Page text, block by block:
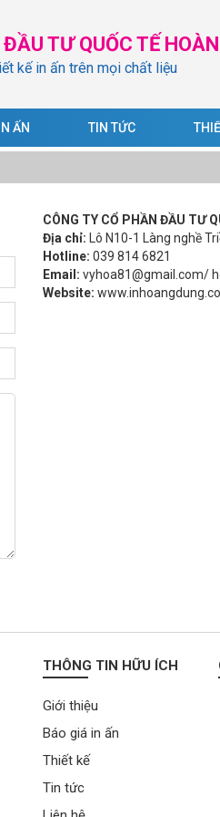
TƯ QUỐC TẾ
kế in ấn trên mọi chất liệu
ẤN TIN TỨC
CÔNG TY CỔ PHẦN ĐẦU TƯ
Địa chỉ: Lô N10-1 Làng nghề
Hotline: 039 814 6821
Email: vyhoa81@gmail.com/
Website:
THÔNG TIN HỮU ÍCH
Giới thiệu
Báo giá in ấn
Thiết kế
Tin tức